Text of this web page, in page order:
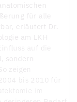
für alle
erläutert Dr.